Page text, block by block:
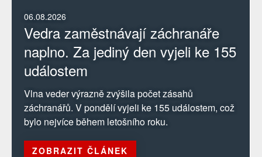
06.08.2026
Vedra zaměstnávají záchranáře
naplno. Za jediný den vyjeli ke 155
událostem
Vlna veder výrazně zvýšila počet zásahů
záchranářů. V pondělí vyjeli ke 155 událostem, což
bylo nejvíce během letošního roku.
ZOBRAZIT ČLÁNEK